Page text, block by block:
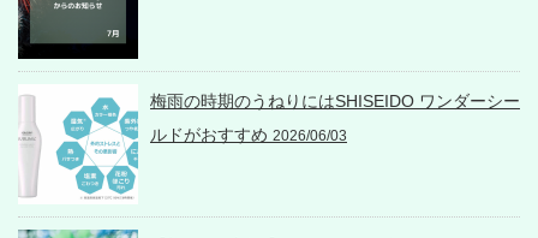
梅雨の時期のうねりにはSHISEIDO ワンダーシー
ルドがおすすめ 2026/06/03